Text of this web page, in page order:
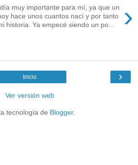
›
muy importante para mí, ya que un
hace unos cuantos nací y por tanto
historia. Ya empecé siendo un po...
›
Inicio
Ver versión web
tecnología de Blogger.